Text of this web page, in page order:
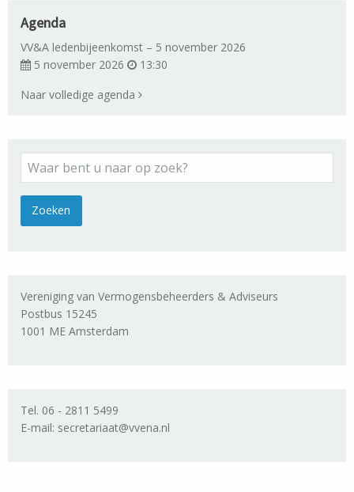
Agenda
VV&A ledenbijeenkomst – 5 november 2026
5 november 2026
13:30
Naar volledige agenda
Vereniging van Vermogensbeheerders & Adviseurs
Postbus 15245
1001 ME Amsterdam
Tel. 06 - 2811 5499
E-mail: secretariaat@vvena.nl